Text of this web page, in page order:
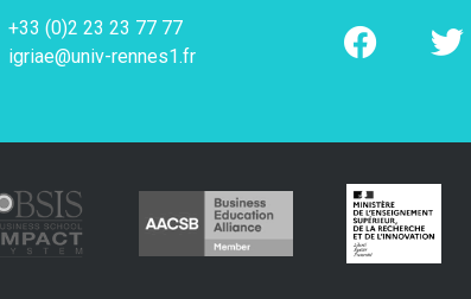
+33 (0)2 23 23 77 77
igriae@univ-rennes1.fr